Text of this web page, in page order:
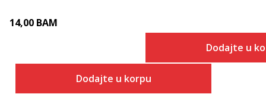
14,00 BAM
Dodajte u korpu
Dodajte u